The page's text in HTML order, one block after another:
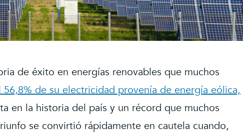
de éxito en energías renovables que muchos
56,8% de su electricidad provenía de energía eólica,
en la historia del país y un récord que muchos
se convirtió rápidamente en cautela cuando,